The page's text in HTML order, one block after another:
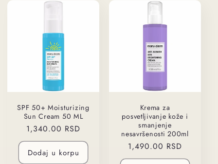
SPF 50+ Moisturizing
Sun Cream 50 ML
Regularna
cena
1,340.00 RSD
Dodaj u korpu
Krema za
posvetljivanje kože i
smanjenje
nesavršenosti 200ml
Regularna
cena
1,490.00 RSD